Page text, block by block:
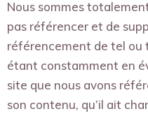
Nous sommes
pas référencer et de
référencement de tel ou
étant constamment en
site que nous avons
son contenu, qu’il ait